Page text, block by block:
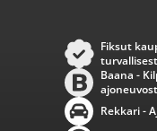
Fiksut
Baana -
Rekkari -